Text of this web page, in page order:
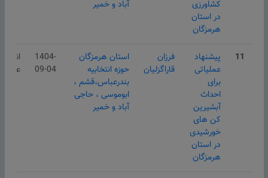
کشاورزی
در استان
هرمزگان
آباد و خمیر
11
پیشنهاد
عملیاتی
برای
احداث
آبشیرین
کن های
خورشیدی
در استان
هرمزگان
فرزان
قاراگزلیان
استان هرمزگان
حوزه انتخابیه
بندرعباس،قشم ،
ابوموسی ، حاجی
آباد و خمیر
1404-
09-04
انتشار